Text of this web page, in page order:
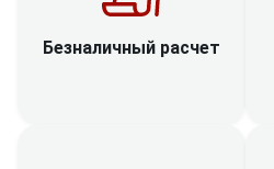
Безналичный расчет